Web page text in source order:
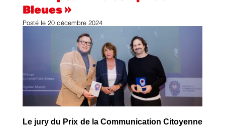
Catégories
CATÉGORIE 1 Consommation responsable
CATÉGORIE 2 Droits de l’homme
CATÉGORIE 3 Progrès social / Solidarité
CATÉGORIE 4 Santé publique
Inscription
Bleues »
Posté le 20 décembre 2024
Le jury du Prix de la Communication Citoyenne